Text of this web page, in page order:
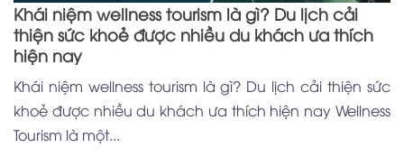
Khái niệm wellness tourism là gì? Du lịch cải
thiện sức khoẻ được nhiều du khách ưa thích
hiện nay
Khái niệm wellness tourism là gì? Du lịch cải thiện sức
khoẻ được nhiều du khách ưa thích hiện nay Wellness
Tourism là một...